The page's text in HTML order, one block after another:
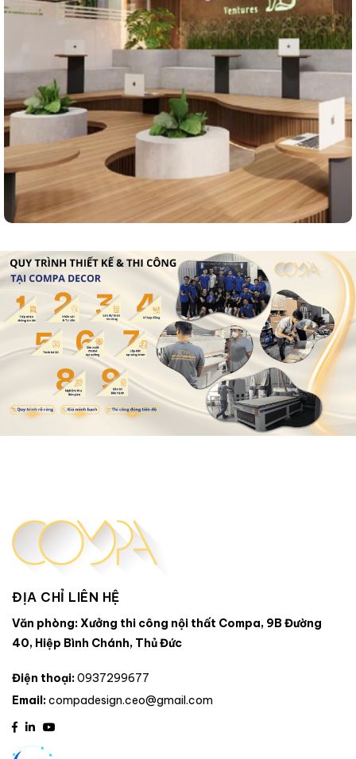
ĐỊA CHỈ LIÊN HỆ
Văn phòng: Xưởng thi công nội thất Compa, 9B Đường
40, Hiệp Bình Chánh, Thủ Đức
Điện thoại:0937299677
Email:compadesign.ceo@gmail.com